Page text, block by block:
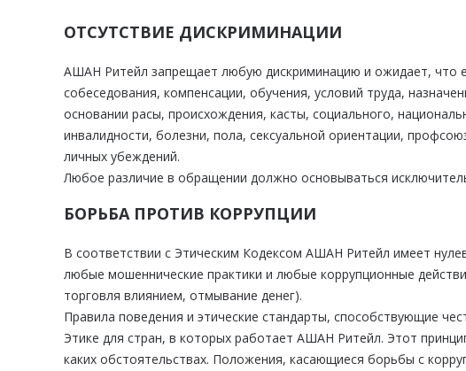
ОТСУТСТВИЕ ДИСКРИМИНАЦИИ
АШАН Ритейл запрещает любую дискриминацию и ожидает, что
собеседования, компенсации, обучения, условий труда,
основании расы, происхождения, касты, социального,
инвалидности, болезни, пола, сексуальной ориентации,
личных убеждений.
Любое различие в обращении должно основываться
БОРЬБА ПРОТИВ КОРРУПЦИИ
В соответствии с Этическим Кодексом АШАН Ритейл имеет
любые мошеннические практики и любые коррупционные
торговля влиянием, отмывание денег).
Правила поведения и этические стандарты, способствующие
Этике для стран, в которых работает АШАН Ритейл. Этот
каких обстоятельствах. Положения, касающиеся борьбы с